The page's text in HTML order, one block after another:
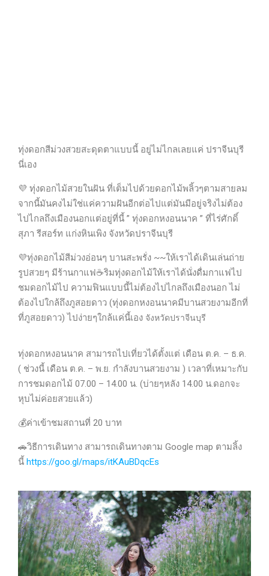
ทุ่งดอกสีม่วงสวยสะดุดตาแบบนี้ อยู่ไม่ไกลเลยแค่ ปราจีนบุรี
นี่เอง
💜 ทุ่งดอกไม้สวยในฝัน ที่เต็มไปด้วยดอกไม้พลิ้วๆตามสายลม
จากนี้มันคงไม่ใช่แค่ความฝันอีกต่อไปแต่มันมีอยู่จริงไม่ต้อง
ไปไกลถึงเมืองนอกแต่อยู่ที่นี้ ” ทุ่งดอกหงอนนาค ” ที่ไร่ศักดิ์
สุภา รีสอร์ท แก่งหินเพิง จังหวัดปราจีนบุรี
💜ทุ่งดอกไม้สีม่วงอ่อนๆ บานสะพรั่ง ~~ให้เราได้เดินเล่นถ่าย
รูปสวยๆ มีร้านกาแฟ☕️ริมทุ่งดอกไม้ให้เราได้นั่งดื่มกาแฟไป
ชมดอกไม้ไป ความฟินแบบนี้ไม่ต้องไปไกลถึงเมืองนอก ไม่
ต้องไปใกล้ถึงภูสอยดาว (ทุ่งดอกหงอนนาคมีบานสวยงามอีกที่
ที่ภูสอยดาว) ไปง่ายๆใกล้แค่นี้เอง จังหวัดปราจีนบุรี
ทุ่งดอกหงอนนาค สามารถไปเที่ยวได้ตั้งแต่ เดือน ต.ค. – ธ.ค.
( ช่วงนี้ เดือน ต.ค. – พ.ย. กำลังบานสวยงาม ) เวลาที่เหมาะกับ
การชมดอกไม้ 07.00 – 14.00 น. (บ่ายๆหลัง 14.00 น.ดอกจะ
หุบไม่ค่อยสวยแล้ว)
💰ค่าเข้าชมสถานที่ 20 บาท
🚗วิธีการเดินทาง สามารถเดินทางตาม Google map ตามลิ้ง
นี้ https://goo.gl/maps/itKAuBDqcEs